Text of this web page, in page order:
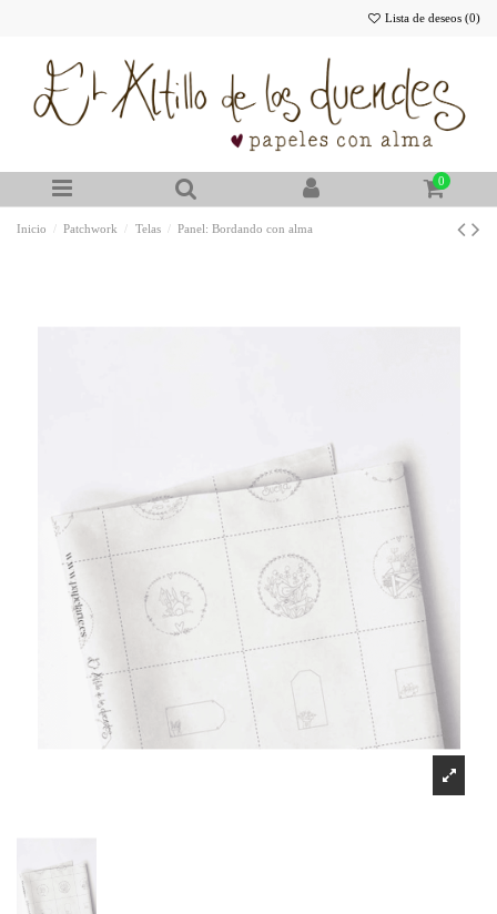
Lista de deseos (0)
0
Inicio Patchwork Telas Panel: Bordando con alma